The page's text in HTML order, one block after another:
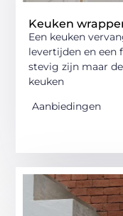
Keuken
Een keuken
levertijden en een
stevig zijn maar
keuken
Aanbiedingen